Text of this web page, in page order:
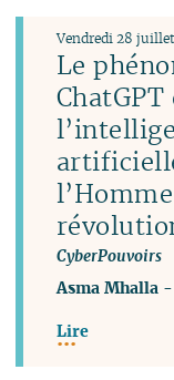
Le
ChatGPT
CyberPouvoirs
Vendredi 28
Asma Mhalla
Lire